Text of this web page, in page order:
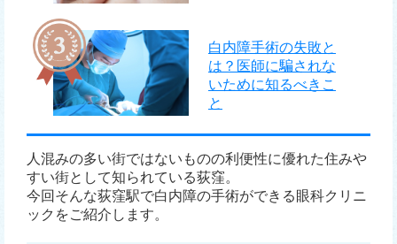
白内障手術の失敗と
は？医師に騙されな
いために知るべきこ
と
人混みの多い街ではないものの利便性に優れた住みや
すい街として知られている荻窪。
今回そんな荻窪駅で白内障の手術ができる眼科クリニ
ックをご紹介します。